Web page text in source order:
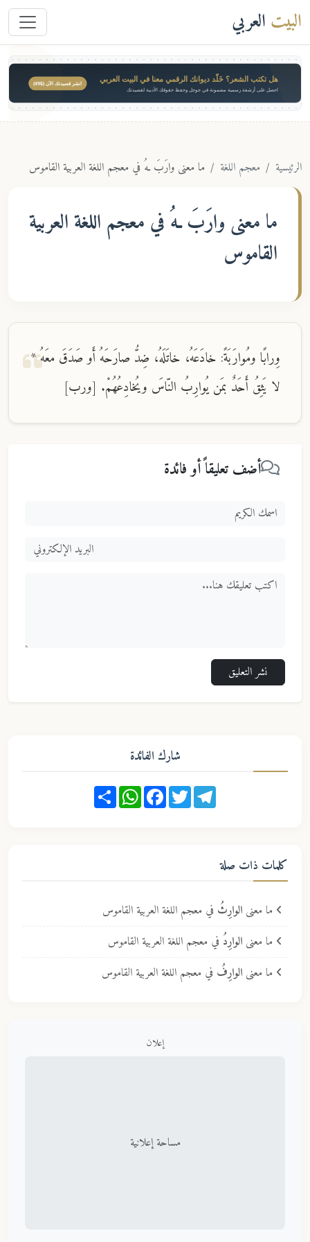
البيت العربي
هل تكتب الشعر؟ خَلّد ديوانك الرقمي معنا في البيت العربي
احصل على أرشفة رسمية مضمونة في جوجل وحفظ حقوقك الأدبية لقصيدتك
انشر قصيدتك الآن ($49)
الرئيسية معجم اللغة ما معنى وارَبَ ـهُ في معجم اللغة العربية القاموس
ما معنى وارَبَ ـهُفي معجم اللغة العربية
القاموس
وِرابًا ومُوارَبَةً: خادَعَهُ، خاتَلَهُ، ضِدُّ صارَحَهُ أَو صَدَقَ معَهُ *
لا يَثِقُ أَحَدٌ بمَن يُوارِبُ النّاسَ ويُخادِعُهُمْ. [ورب]
أضف تعليقاً أو فائدة
نشر التعليق
شارك الفائدة
Share
WhatsAppFacebookTwitterTelegram
كلمات ذات صلة
ما معنى الوارِثُ في معجم اللغة العربية القاموس
ما معنى الوارِدُ في معجم اللغة العربية القاموس
ما معنى الوارِفُ في معجم اللغة العربية القاموس
إعلان
مساحة إعلانية